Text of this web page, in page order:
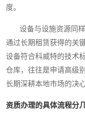
度。
设备与设施资源同样
通过长期租赁获得的关
设备符合科威特的技术
仓库，往往是申请高级
长期深耕本地市场的决心
资质办理的具体流程分